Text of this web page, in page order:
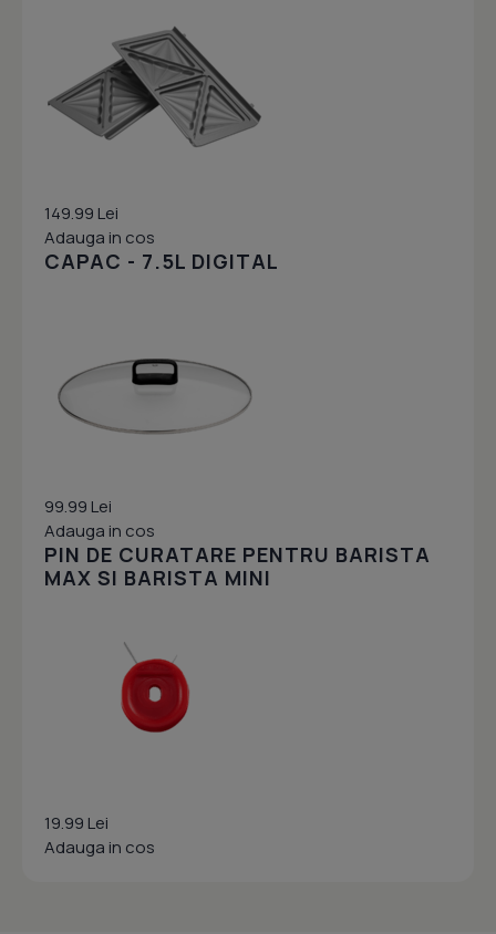
149.99 Lei
Adauga in cos
CAPAC - 7.5L DIGITAL
99.99 Lei
Adauga in cos
PIN DE CURATARE PENTRU BARISTA
MAX SI BARISTA MINI
19.99 Lei
Adauga in cos